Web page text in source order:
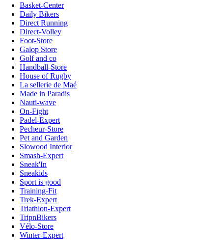
Basket-Center
Daily Bikers
Direct Running
Direct-Volley
Foot-Store
Galop Store
Golf and co
Handball-Store
House of Rugby
La sellerie de Maé
Made in Paradis
Nauti-wave
On-Fight
Padel-Expert
Pecheur-Store
Pet and Garden
Slowood Interior
Smash-Expert
Sneak'In
Sneakids
Sport is good
Training-Fit
Trek-Expert
Triathlon-Expert
TripnBikers
Vélo-Store
Winter-Expert